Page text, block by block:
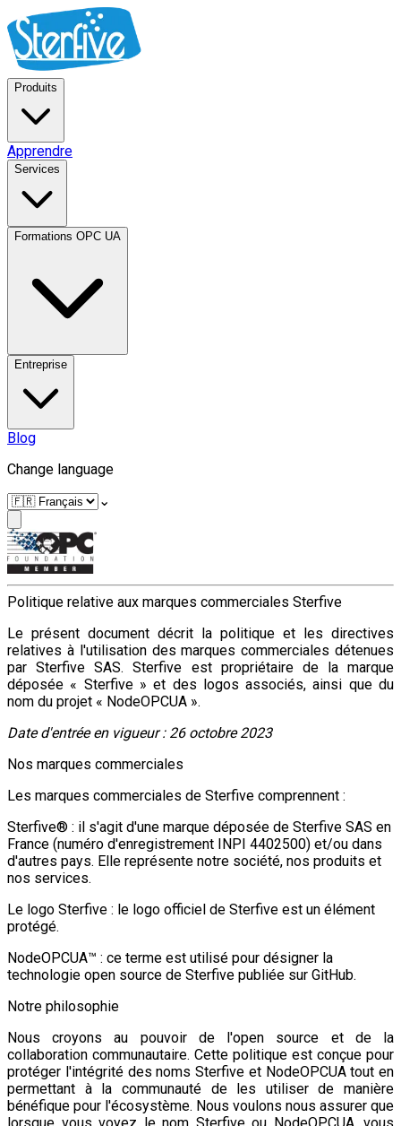
Produits
Apprendre
Services
Formations OPC UA
Entreprise
Blog
Change language
⌄
Politique relative aux marques commerciales Sterfive
Le présent document décrit la politique et les directives
relatives à l'utilisation des marques commerciales détenues
par Sterfive SAS. Sterfive est propriétaire de la marque
déposée « Sterfive » et des logos associés, ainsi que du
nom du projet « NodeOPCUA ».
Date d'entrée en vigueur : 26 octobre 2023
Nos marques commerciales
Les marques commerciales de Sterfive comprennent :
Sterfive® : il s'agit d'une marque déposée de Sterfive SAS en
France (numéro d'enregistrement INPI 4402500) et/ou dans
d'autres pays. Elle représente notre société, nos produits et
nos services.
Le logo Sterfive : le logo officiel de Sterfive est un élément
protégé.
NodeOPCUA™ : ce terme est utilisé pour désigner la
technologie open source de Sterfive publiée sur GitHub.
Notre philosophie
Nous croyons au pouvoir de l'open source et de la
collaboration communautaire. Cette politique est conçue pour
protéger l'intégrité des noms Sterfive et NodeOPCUA tout en
permettant à la communauté de les utiliser de manière
bénéfique pour l'écosystème. Nous voulons nous assurer que